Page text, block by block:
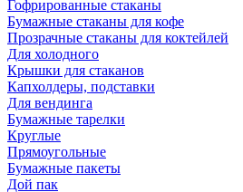
Гофрированные стаканы
Бумажные стаканы для кофе
Прозрачные стаканы для коктейлей
Для холодного
Крышки для стаканов
Капхолдеры, подставки
Для вендинга
Бумажные тарелки
Круглые
Прямоугольные
Бумажные пакеты
Дой пак